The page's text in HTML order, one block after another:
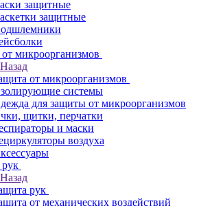
защитные
защитные
микроорганизмов
Назад
от микроорганизмов
системы
для защиты от микроорганизмов
щитки, перчатки
и маски
воздуха
Назад
рук
от механических воздействий